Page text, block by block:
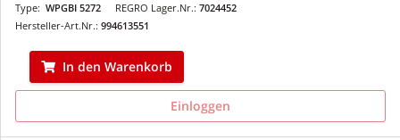
REGRO Lager.Nr.: 7024452
Type: WPGBI 5272
Hersteller-Art.Nr.: 994613551
In den Warenkorb
Einloggen